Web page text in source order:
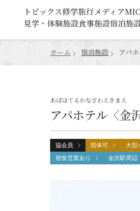
トピックス修学旅行メディア
見学・体験施設食事施設宿泊施
ホーム 宿泊施設 アパ
アパホテル〈
あぱほてるかなざわえきまえ
協会員 団体可 大型
朝食営業あり
金沢駅周辺